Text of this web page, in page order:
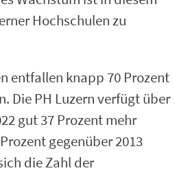
Hochschulen zu
entfallen knapp 70 Prozent
Die PH Luzernverfügt über
gut 37 Prozent mehr
gegenüber 2013
die Zahl der